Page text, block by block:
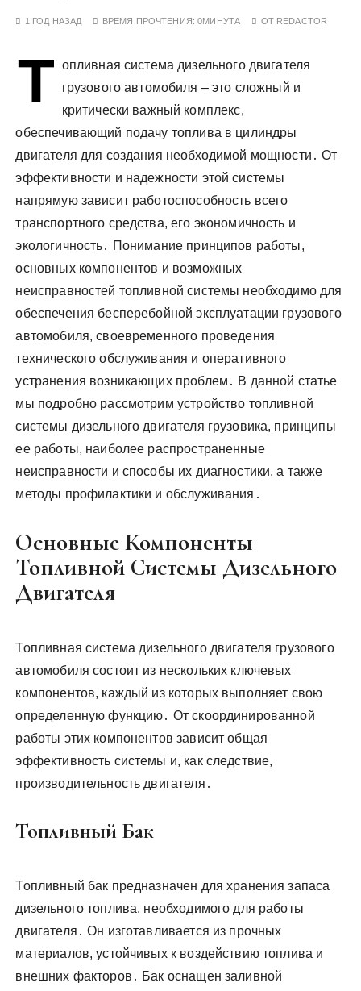
1 ГОД НАЗАД ВРЕМЯ ПРОЧТЕНИЯ:0МИНУТА ОТ REDACTOR
Т опливная система дизельного двигателя
грузового автомобиля – это сложный и
критически важный комплекс,
обеспечивающий подачу топлива в цилиндры
двигателя для создания необходимой мощности․ От
эффективности и надежности этой системы
напрямую зависит работоспособность всего
транспортного средства, его экономичность и
экологичность․ Понимание принципов работы,
основных компонентов и возможных
неисправностей топливной системы необходимо для
обеспечения бесперебойной эксплуатации грузового
автомобиля, своевременного проведения
технического обслуживания и оперативного
устранения возникающих проблем․ В данной статье
мы подробно рассмотрим устройство топливной
системы дизельного двигателя грузовика, принципы
ее работы, наиболее распространенные
неисправности и способы их диагностики, а также
методы профилактики и обслуживания․
Основные Компоненты
Топливной Системы Дизельного
Двигателя
Топливная система дизельного двигателя грузового
автомобиля состоит из нескольких ключевых
компонентов, каждый из которых выполняет свою
определенную функцию․ От скоординированной
работы этих компонентов зависит общая
эффективность системы и, как следствие,
производительность двигателя․
Топливный Бак
Топливный бак предназначен для хранения запаса
дизельного топлива, необходимого для работы
двигателя․ Он изготавливается из прочных
материалов, устойчивых к воздействию топлива и
внешних факторов․ Бак оснащен заливной